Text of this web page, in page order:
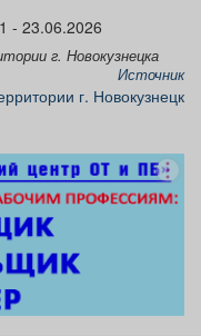
Проекты
- 23.06.2026
г. Новокузнецка
Источник
г. Новокузнецк